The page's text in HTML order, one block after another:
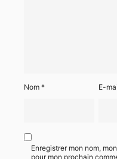
Nom * E-
Enregistrer mon nom,
pour mon prochain